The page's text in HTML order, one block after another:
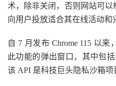
术，除非关闭，否则网站可以
向用户投放适合其在线活动和
自 7 月发布 Chrome 115 以
此功能的弹出窗口，其中包括
该 API 是科技巨头隐私沙箱项